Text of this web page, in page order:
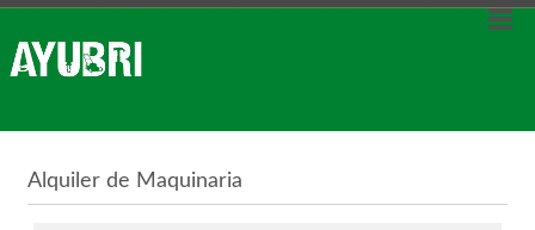
Alquiler de Maquinaria